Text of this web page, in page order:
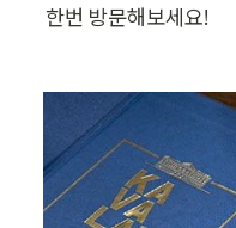
한번 방문해보세요!